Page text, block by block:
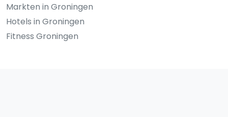
Markten in Groningen
Hotels in Groningen
Fitness Groningen